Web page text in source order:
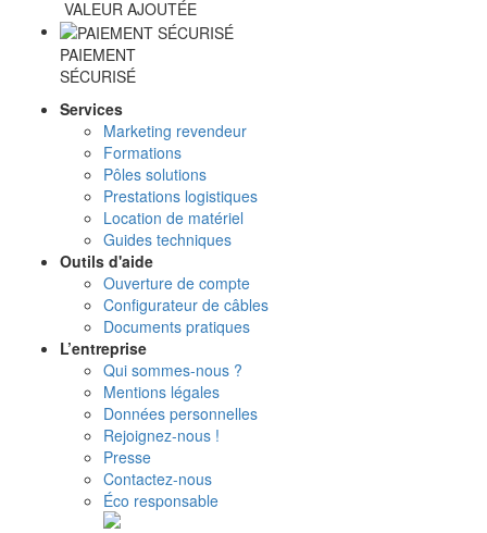
VALEUR AJOUTÉE
PAIEMENT
SÉCURISÉ
Services
Marketing revendeur
Formations
Pôles solutions
Prestations logistiques
Location de matériel
Guides techniques
Outils d'aide
Ouverture de compte
Configurateur de câbles
Documents pratiques
L’entreprise
Qui sommes-nous ?
Mentions légales
Données personnelles
Rejoignez-nous !
Presse
Contactez-nous
Éco responsable